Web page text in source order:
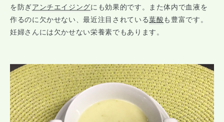
を防ぎアンチエイジングにも効果的です。また体内で血液を
作るのに欠かせない、最近注目されている葉酸も豊富です。
妊婦さんには欠かせない栄養素でもあります。